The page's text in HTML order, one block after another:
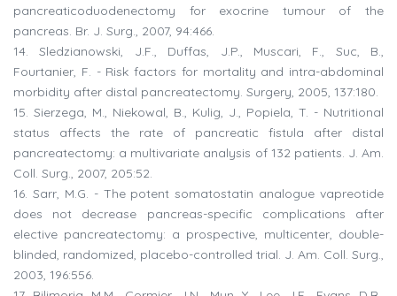
pancreaticoduodenectomy for exocrine tumour of the
pancreas. Br. J. Surg., 2007, 94:466.
14. Sledzianowski, J.F., Duffas, J.P., Muscari, F., Suc, B.,
Fourtanier, F. - Risk factors for mortality and intra-abdominal
morbidity after distal pancreatectomy. Surgery, 2005, 137:180.
15. Sierzega, M., Niekowal, B., Kulig, J., Popiela, T. - Nutritional
status affects the rate of pancreatic fistula after distal
pancreatectomy: a multivariate analysis of 132 patients. J. Am.
Coll. Surg., 2007, 205:52.
16. Sarr, M.G. - The potent somatostatin analogue vapreotide
does not decrease pancreas-specific complications after
elective pancreatectomy: a prospective, multicenter, double-
blinded, randomized, placebo-controlled trial. J. Am. Coll. Surg.,
2003, 196:556.